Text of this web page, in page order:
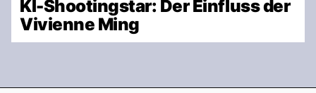
KI-Shootingstar: Der Einfluss der
Vivienne Ming